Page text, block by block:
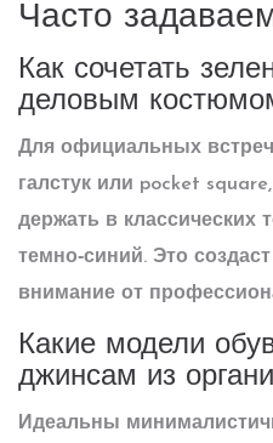
Часто
Как сочетать
деловым
Для официальных
галстук или pocket
держать в классических
темно‑синий. Это
внимание от
Какие модели
джинсам из
Идеальны